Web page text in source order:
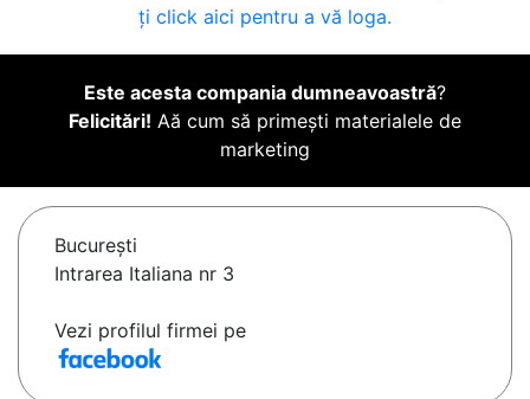
ți click aici pentru a vă loga.
Este acesta compania dumneavoastră?
Felicitări! Aă cum să primești materialele de
marketing
Bucureşti
Intrarea Italiana nr 3
Vezi profilul firmei pe